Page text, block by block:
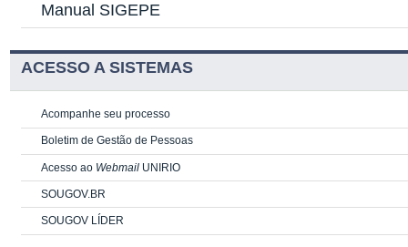
Manual SIGEPE
ACESSO A SISTEMAS
Acompanhe seu processo
Boletim de Gestão de Pessoas
Acesso ao Webmail UNIRIO
SOUGOV.BR
SOUGOV LÍDER